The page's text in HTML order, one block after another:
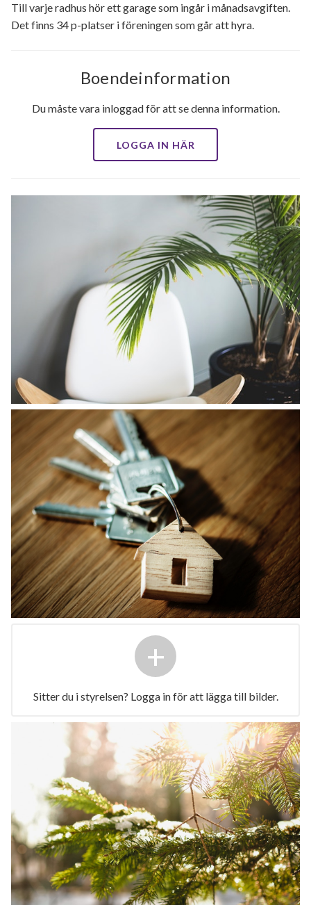
Till varje radhus hör ett garage som ingår i månadsavgiften.
Det finns 34 p-platser i föreningen som går att hyra.
Boendeinformation
Du måste vara inloggad för att se denna information.
LOGGA IN HÄR
+
Sitter du i styrelsen? Logga in för att lägga till bilder.